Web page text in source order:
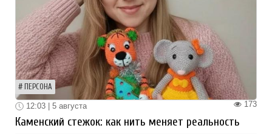
ПЕРСОНА
173
12:03 | 5 августа
Каменский стежок: как нить меняет реальность